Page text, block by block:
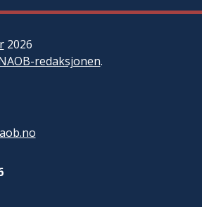
2026
redaksjonen.